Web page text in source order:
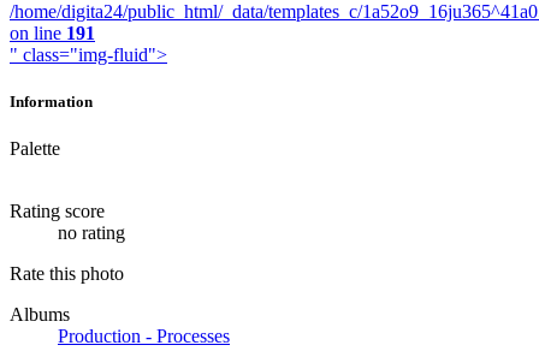
/home/digita24/public_html/_data/templates_c/
on line 191
" class="img-fluid">
Information
Palette
Rating score
no rating
Rate this photo
Albums
Production - Processes